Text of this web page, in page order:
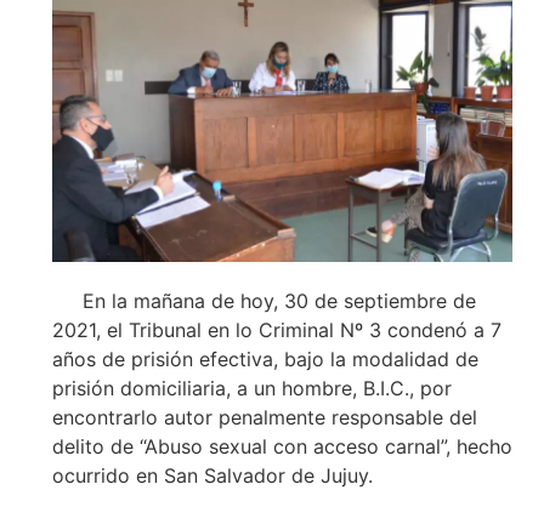
En la mañana de hoy, 30 de septiembre de
2021, el Tribunal en lo Criminal Nº 3 condenó a 7
años de prisión efectiva, bajo la modalidad de
prisión domiciliaria, a un hombre, B.I.C., por
encontrarlo autor penalmente responsable del
delito de “Abuso sexual con acceso carnal”, hecho
ocurrido en San Salvador de Jujuy.